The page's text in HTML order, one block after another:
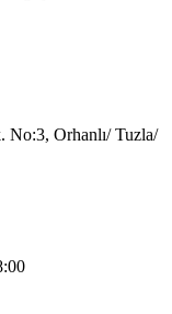
No:3, Orhanlı/ Tuzla/